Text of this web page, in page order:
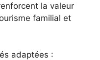
la valeur
familial et
adaptées :